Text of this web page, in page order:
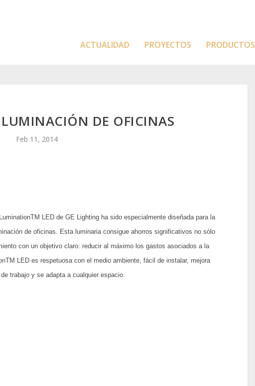
ACTUALIDAD PROYECTOS PRODUCTOS
DE OFICINAS
Feb 11, 2014
LuminationTM LED de GE Lighting ha sido especialmente diseñada para la
de oficinas. Esta luminaria consigue ahorros significativos no sólo
con un objetivo claro: reducir al máximo los gastos asociados a la
LED es respetuosa con el medio ambiente, fácil de instalar, mejora
trabajo y se adapta a cualquier espacio.